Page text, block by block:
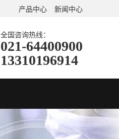
产品中心 新闻中心
全国咨询热线：
021-64400900
13310196914